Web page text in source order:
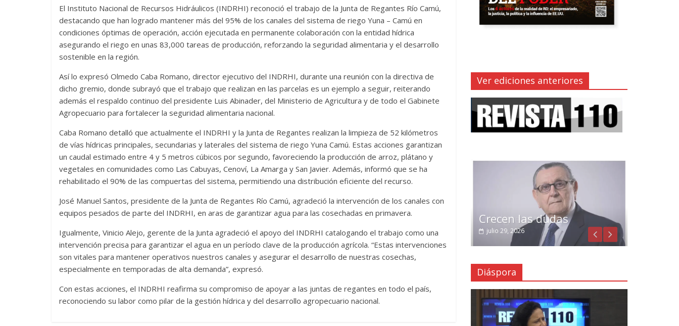
El Instituto Nacional de Recursos Hidráulicos (INDRHI) reconoció el trabajo de la Junta de Regantes Río Camú,
destacando que han logrado mantener más del 95% de los canales del sistema de riego Yuna – Camú en
condiciones óptimas de operación, acción ejecutada en permanente colaboración con la entidad hídrica
asegurando el riego en unas 83,000 tareas de producción, reforzando la seguridad alimentaria y el desarrollo
sostenible en la región.
Así lo expresó Olmedo Caba Romano, director ejecutivo del INDRHI, durante una reunión con la directiva de
dicho gremio, donde subrayó que el trabajo que realizan en las parcelas es un ejemplo a seguir, reiterando
además el respaldo continuo del presidente Luis Abinader, del Ministerio de Agricultura y de todo el Gabinete
Agropecuario para fortalecer la seguridad alimentaria nacional.
Caba Romano detalló que actualmente el INDRHI y la Junta de Regantes realizan la limpieza de 52 kilómetros
de vías hídricas principales, secundarias y laterales del sistema de riego Yuna Camú. Estas acciones garantizan
un caudal estimado entre 4 y 5 metros cúbicos por segundo, favoreciendo la producción de arroz, plátano y
vegetales en comunidades como Las Cabuyas, Cenoví, La Amarga y San Javier. Además, informó que se ha
rehabilitado el 90% de las compuertas del sistema, permitiendo una distribución eficiente del recurso.
José Manuel Santos, presidente de la Junta de Regantes Río Camú, agradeció la intervención de los canales con
equipos pesados de parte del INDRHI, en aras de garantizar agua para las cosechadas en primavera.
Igualmente, Vinicio Alejo, gerente de la Junta agradeció el apoyo del INDRHI catalogando el trabajo como una
intervención precisa para garantizar el agua en un período clave de la producción agrícola. “Estas intervenciones
son vitales para mantener operativos nuestros canales y asegurar el desarrollo de nuestras cosechas,
especialmente en temporadas de alta demanda”, expresó.
Con estas acciones, el INDRHI reafirma su compromiso de apoyar a las juntas de regantes en todo el país,
reconociendo su labor como pilar de la gestión hídrica y del desarrollo agropecuario nacional.
Ver ediciones anteriores
Crecen las dudas
julio 29, 2026
Diáspora